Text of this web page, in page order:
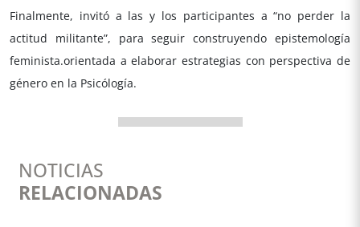
Finalmente, invitó a las y los participantes a “no perder la
actitud militante”, para seguir construyendo epistemología
feminista.orientada a elaborar estrategias con perspectiva de
género en la Psicólogía.
NOTICIAS
RELACIONADAS